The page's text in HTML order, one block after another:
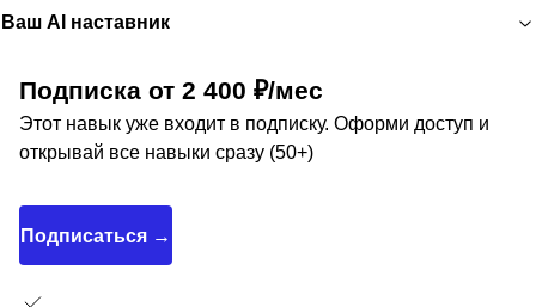
Ваш AI наставник
Подписка от 2 400 ₽/мес
Этот навык уже входит в подписку. Оформи доступ и
открывай все навыки сразу (50+)
Подписаться →